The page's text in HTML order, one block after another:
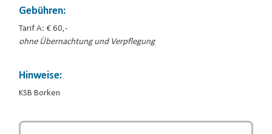
Gebühren:
Tarif A: € 60,-
ohne Übernachtung und Verpflegung
Hinweise:
KSB Borken